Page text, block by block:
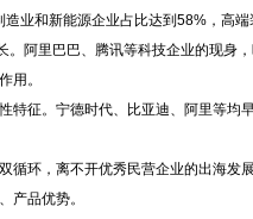
业和新能源企业占比达到58%，高端
阿里巴巴、腾讯等科技企业的现身，
用。
征。宁德时代、比亚迪、阿里等均
环，离不开优秀民营企业的出海发
产品优势。